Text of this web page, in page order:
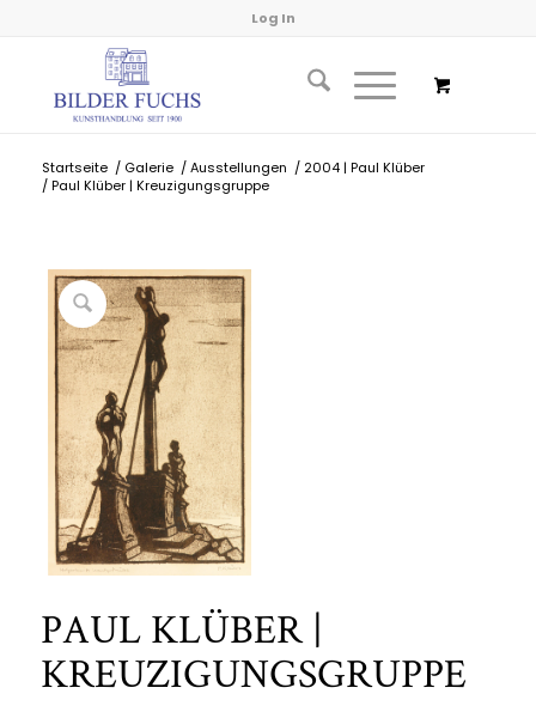
Log In
Startseite / Galerie / Ausstellungen / 2004 | Paul Klüber
/ Paul Klüber | Kreuzigungsgruppe
PAUL KLÜBER |
KREUZIGUNGSGRUPPE